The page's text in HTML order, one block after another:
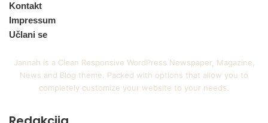
Kontakt
Impressum
Učlani se
Jannah is a Clean Responsive WordPress Newspaper, Magazine,
News and Blog theme. Packed with options that allow you to
completely customize your website to your needs.